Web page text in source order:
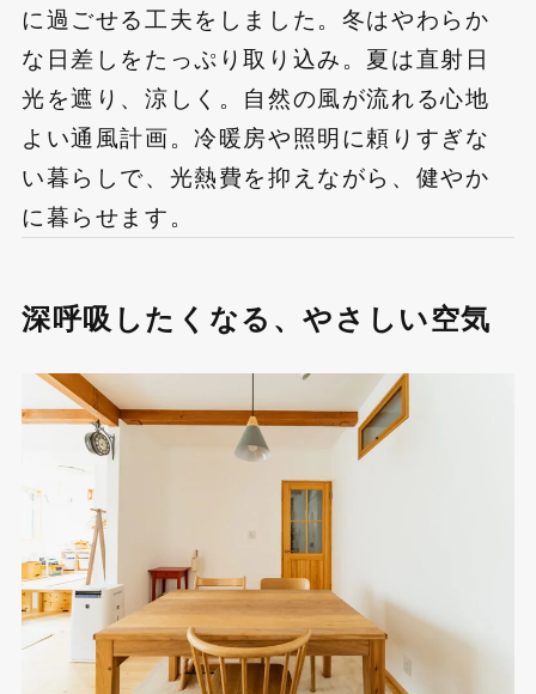
に過ごせる工夫をしました。冬はやわらか
な日差しをたっぷり取り込み。夏は直射日
光を遮り、涼しく。自然の風が流れる心地
よい通風計画。冷暖房や照明に頼りすぎな
い暮らしで、光熱費を抑えながら、健やか
に暮らせます。
深呼吸したくなる、やさしい空気